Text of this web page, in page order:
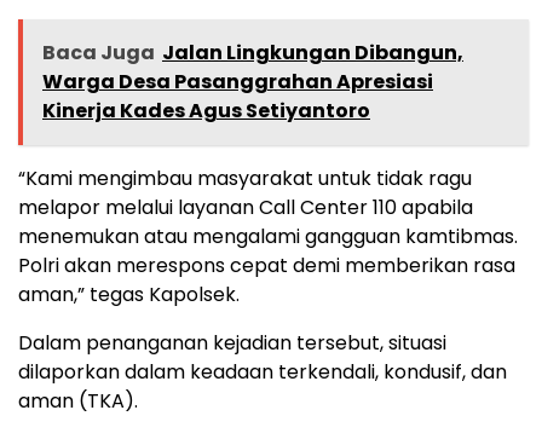
Baca Juga Jalan Lingkungan Dibangun,
Warga Desa Pasanggrahan Apresiasi
Kinerja Kades Agus Setiyantoro
“Kami mengimbau masyarakat untuk tidak ragu
melapor melalui layanan Call Center 110 apabila
menemukan atau mengalami gangguan kamtibmas.
Polri akan merespons cepat demi memberikan rasa
aman,” tegas Kapolsek.
Dalam penanganan kejadian tersebut, situasi
dilaporkan dalam keadaan terkendali, kondusif, dan
aman (TKA).